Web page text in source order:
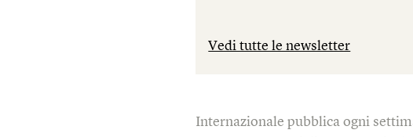
Vedi tutte le newsletter
Internazionale pubblica ogni